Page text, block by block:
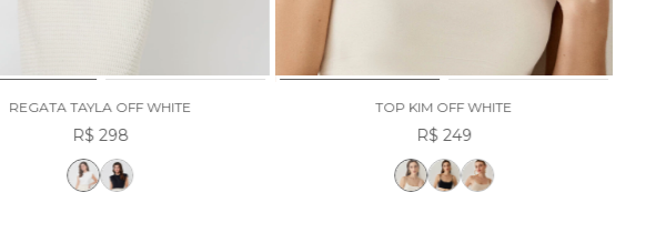
REGATA TAYLA OFF WHITE
R$ 298
TOP KIM OFF WHITE
R$ 249